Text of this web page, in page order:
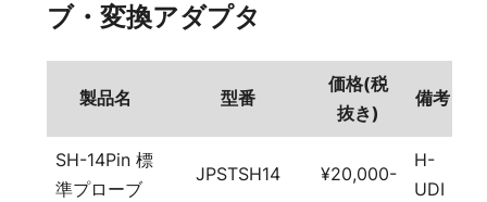
ブ・変換アダプタ
製品名 型番
価格(税
抜き)
備考
SH-14Pin 標
準プローブ
JPSTSH14 ¥20,000-
H-
UDI